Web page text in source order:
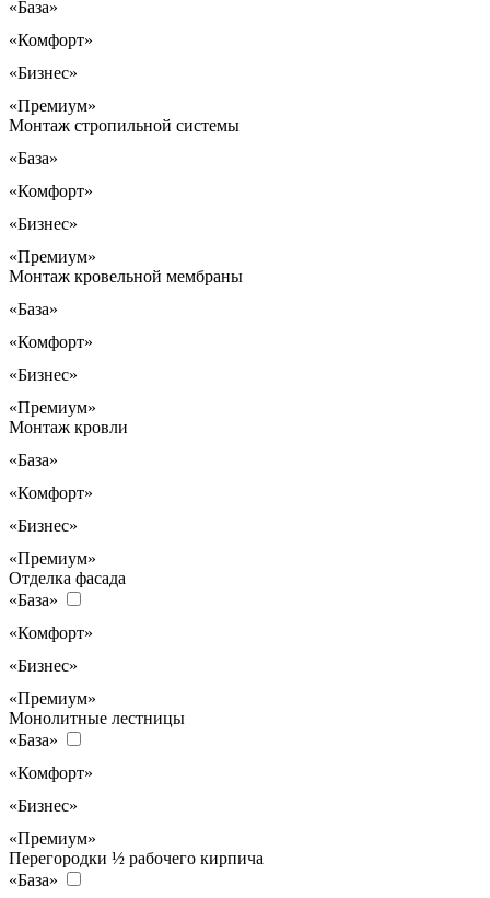
«База»
«Комфорт»
«Бизнес»
«Премиум»
Монтаж стропильной системы
«База»
«Комфорт»
«Бизнес»
«Премиум»
Монтаж кровельной мембраны
«База»
«Комфорт»
«Бизнес»
«Премиум»
Монтаж кровли
«База»
«Комфорт»
«Бизнес»
«Премиум»
Отделка фасада
«База»
«Комфорт»
«Бизнес»
«Премиум»
Монолитные лестницы
«База»
«Комфорт»
«Бизнес»
«Премиум»
Перегородки ½ рабочего кирпича
«База»